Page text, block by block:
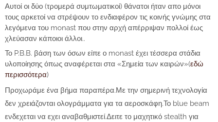
Αυτοί οι δύο (τρομερά συμτωματικοί) θάνατοι ήταν απο μόνοι
τους αρκετοί να στρέψουν το ενδιαφέρον τις κοινής γνώμης στα
λεγόμενα του monast που στην αρχή απέρριψαν πολλοί έως
χλεύασαν κάποιοι άλλοι..
Το P.B.B. βάση των όσων είπε ο monast έχει τέσσερα στάδια
υλοποίησης όπως αναφέρεται στα «Σημεία των καιρών»(εδώ
περισσότερα)
Προχωράμε ένα βήμα παραπέρα.Με την σημερινή τεχνολογία
δεν χρειάζονται ολογράμματα για τα αεροσκάφη.Το blue beam
ενδεχεται να εχει αναβαθμιστεί.Δειτε το μαχητικό stealth για